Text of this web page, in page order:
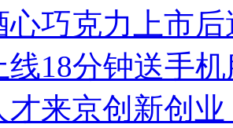
心巧克力上市
线18分钟送手
才来京创新创